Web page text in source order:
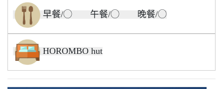
早餐/◯ 午餐/◯ 晚餐/◯
HOROMBO hut